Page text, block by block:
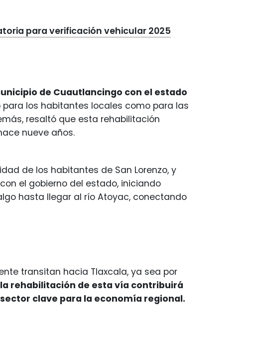
para verificación vehicular 2025
de Cuautlancingo con el estado
los habitantes locales como para las
resaltó que esta rehabilitación
nueve años.
de los habitantes de San Lorenzo, y
el gobierno del estado, iniciando
hasta llegar al río Atoyac, conectando
transitan hacia Tlaxcala, ya sea por
rehabilitación de esta vía contribuirá
clave para la economía regional.